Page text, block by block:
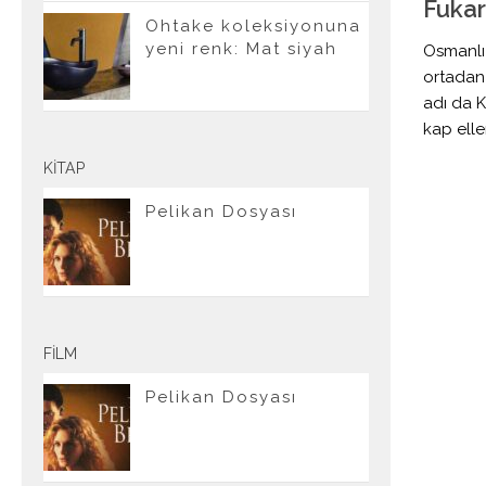
ortadan
adı da
kap
Ohtake koleksiyonuna
yeni renk: Mat siyah
KITAP
Pelikan Dosyası
FILM
Pelikan Dosyası